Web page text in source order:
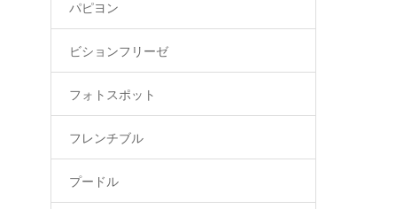
パピヨン
ビションフリーゼ
フォトスポット
フレンチブル
プードル